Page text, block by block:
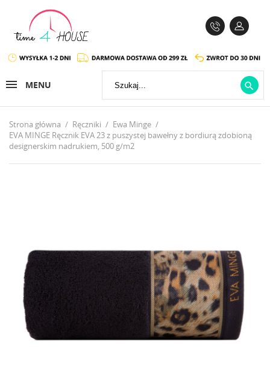
MENU 
Strona główna Ręczniki
Ewa Minge
EVA MINGE Ręcznik EVA 23 z puszystej bawełny z bordiurą zdobioną
designerskim nadrukiem, 500 g/m2